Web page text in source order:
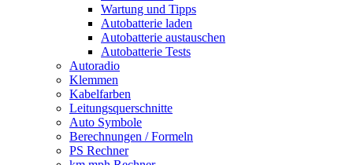
Wartung und Tipps
Autobatterie laden
Autobatterie austauschen
Autobatterie Tests
Autoradio
Klemmen
Kabelfarben
Leitungsquerschnitte
Auto Symbole
Berechnungen / Formeln
PS Rechner